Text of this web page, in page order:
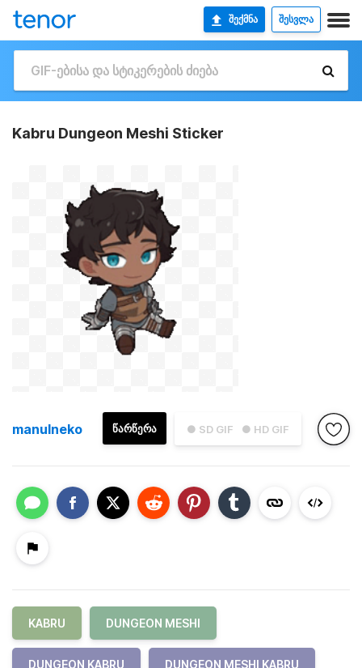
ᲨᲔᲥᲛᲜᲐ ᲨᲔᲡᲕᲚᲐ
Kabru Dungeon Meshi Sticker
● SD GIF ● HD GIF
ᲬᲐᲠᲬᲔᲠᲐ
manulneko
KABRU DUNGEON MESHI
DUNGEON KABRU DUNGEON MESHI KABRU